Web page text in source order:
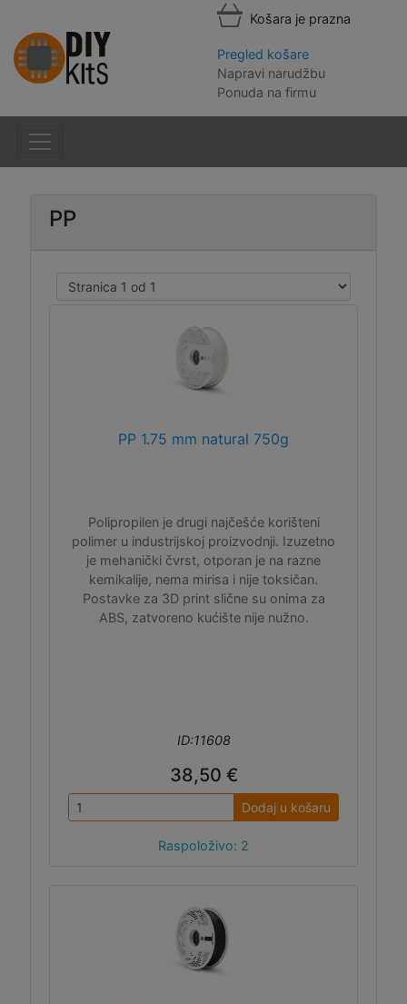
Košara je prazna
Pregled košare
Napravi narudžbu
Ponuda na firmu
PP
PP 1.75 mm natural 750g
Polipropilen je drugi najčešće korišteni
polimer u industrijskoj proizvodnji. Izuzetno
je mehanički čvrst, otporan je na razne
kemikalije, nema mirisa i nije toksičan.
Postavke za 3D print slične su onima za
ABS, zatvoreno kućište nije nužno.
ID:11608
38,50 €
Dodaj u košaru
Raspoloživo: 2